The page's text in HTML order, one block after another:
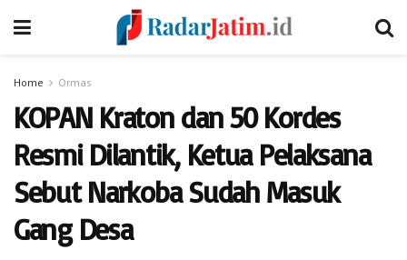
Home Ormas
KOPAN Kraton dan 50 Kordes
Resmi Dilantik, Ketua Pelaksana
Sebut Narkoba Sudah Masuk
Gang Desa